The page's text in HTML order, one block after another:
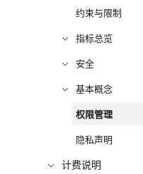
约束与限制
指标总览
安全
基本概念
权限管理
隐私声明
计费说明